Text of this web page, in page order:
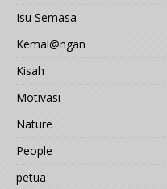
Isu Semasa
Kemal@ngan
Kisah
Motivasi
Nature
People
petua